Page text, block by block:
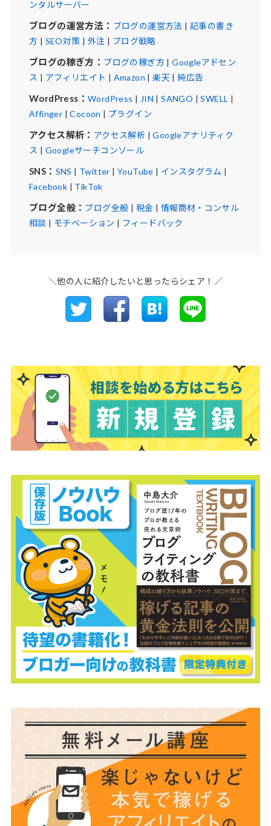
ンタルサーバー
ブログの運営方法： ブログの運営方法 | 記事の書き
方 | SEO対策 | 外注 | ブログ戦略
ブログの稼ぎ方： ブログの稼ぎ方|Googleアドセン
ス | アフィリエイト | Amazon |楽天 |純広告
WordPress： WordPress | JIN |SANGO |SWELL |
Affinger |Cocoon | プラグイン
アクセス解析： アクセス解析 |Googleアナリティク
ス | Googleサーチコンソール
SNS： SNS | Twitter | YouTube | インスタグラム |
Facebook | TikTok
ブログ全般： ブログ全般 | 税金 | 情報商材・コンサル
相談 | モチベーション | フィードバック
＼他の人に紹介したいと思ったらシェア！／